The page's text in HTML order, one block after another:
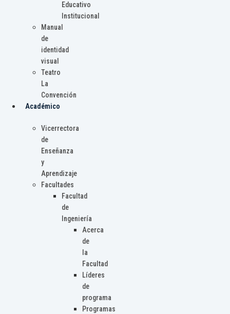
Educativo
Institucional
Manual
de
identidad
visual
Teatro
La
Convención
Académico
Vicerrectora
de
Enseñanza
y
Aprendizaje
Facultades
Facultad
de
Ingeniería
Acerca
de
la
Facultad
Líderes
de
programa
Programas